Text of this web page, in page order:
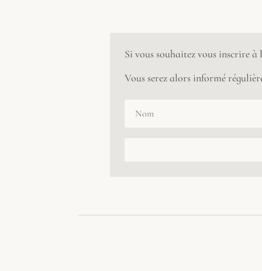
Si vous souhaitez vous inscrire à
Vous serez alors informé